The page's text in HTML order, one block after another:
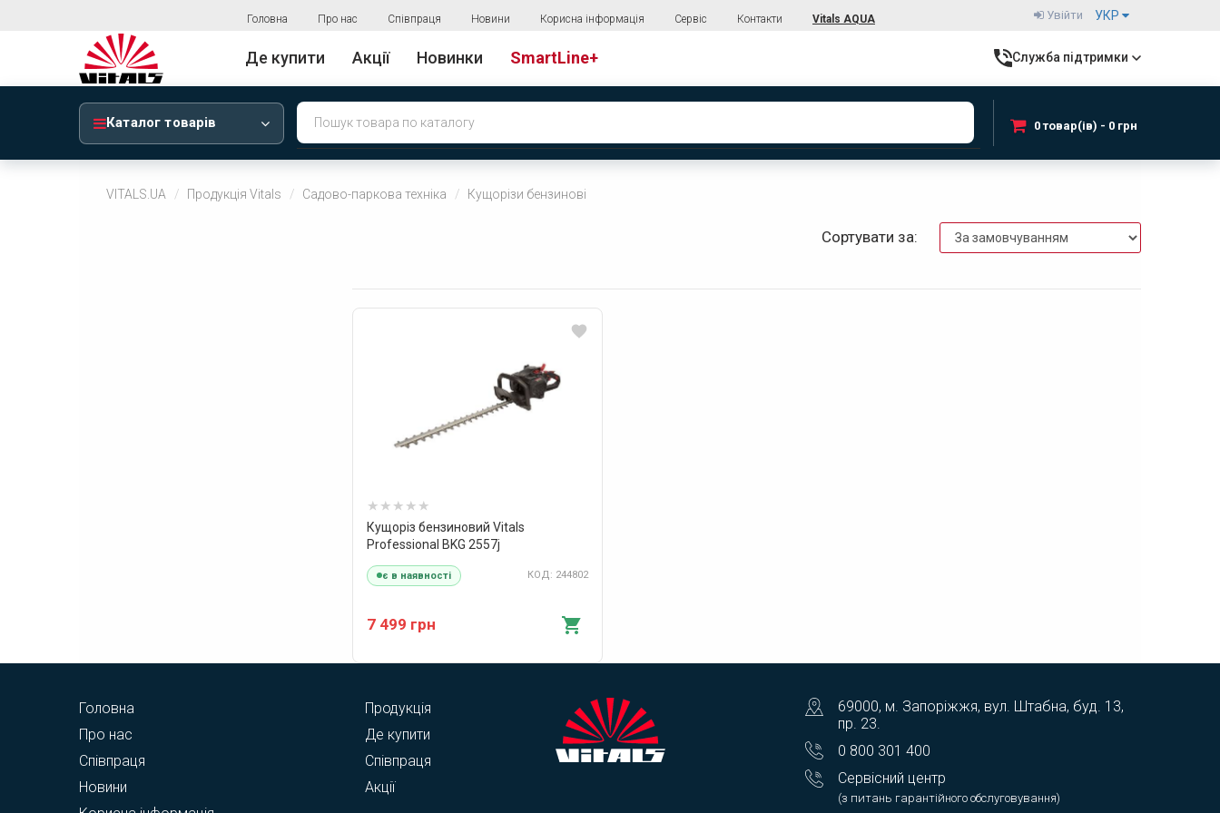
Головна Про нас Співпраця Новини Корисна інформація Сервіс Контакти Vitals AQUA УКР
Увійти
Де купити Акції Новинки SmartLine+ Служба підтримки
Каталог товарів 0 товар(ів) - 0 грн
VITALS.UA Продукція Vitals Садово-паркова техніка Кущорізи бензинові
Сортувати за:
Кущоріз бензиновий Vitals
Professional BKG 2557j
є в наявності КОД: 244802
7 499 грн
Головна
Про нас
Співпраця
Новини
Продукція
Де купити
Співпраця
Акції
69000, м. Запоріжжя, вул. Штабна, буд. 13,
пр. 23.
0 800 301 400
Сервісний центр
(з питань гарантійного обслуговування)